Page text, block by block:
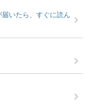
届いたら、すぐに読ん